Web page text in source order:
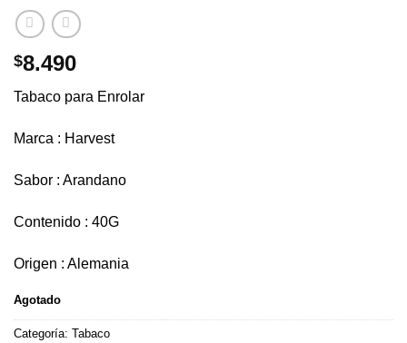
$8.490
Tabaco para Enrolar
Marca : Harvest
Sabor : Arandano
Contenido : 40G
Origen : Alemania
Agotado
Categoría: Tabaco